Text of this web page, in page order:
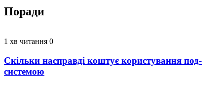
Поради
1 хв читання 0
Скільки насправді коштує користування под-
системою